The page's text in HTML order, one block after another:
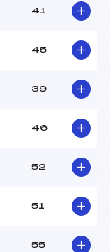
41
45
39
46
52
51
55